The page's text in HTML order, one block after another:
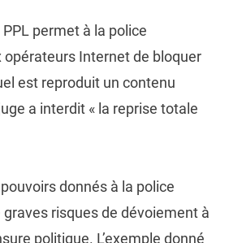
PPL permet à la police
opérateurs Internet de bloquer
est reproduit un contenu
a interdit « la reprise totale
donnés à la police
risques de dévoiement à
politique. L’exemple donné